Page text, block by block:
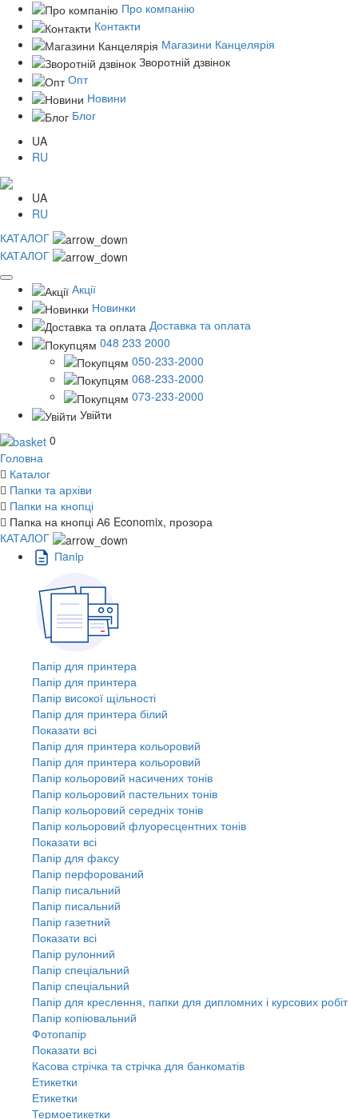
Про компанію
Контакти
Магазини Канцелярія
Зворотній дзвінок
Опт
Новини
Блог
UA
RU
UA
RU
КАТАЛОГ
КАТАЛОГ
Акції
Новинки
Доставка та оплата
048 233 2000
050-233-2000
068-233-2000
073-233-2000
Увійти
0
Головна
Каталог
Папки та архіви
Папки на кнопці
Папка на кнопці А6 Economix, прозора
КАТАЛОГ
Пaпiр
Папір для принтера
Папір для принтера
Папір високої щільності
Папір для принтера білий
Показати всі
Папір для принтера кольоровий
Папір для принтера кольоровий
Папір кольоровий насичених тонів
Папір кольоровий пастельних тонів
Папір кольоровий середніх тонів
Папір кольоровий флуоресцентних тонів
Показати всі
Папір для факсу
Папір перфорований
Папір писальний
Папір писальний
Папір газетний
Показати всі
Папір рулонний
Папір спеціальний
Папір спеціальний
Папір для креслення, папки для дипломних і курсових робіт
Папір копіювальний
Фотопапір
Показати всі
Касова стрічка та стрічка для банкоматів
Етикетки
Етикетки
Термоетикетки